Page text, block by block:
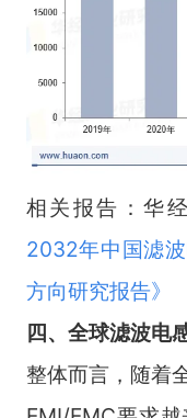
相关报告：华
2032年中国滤
方向研究报告》
四、全球滤波电
整体而言，随着